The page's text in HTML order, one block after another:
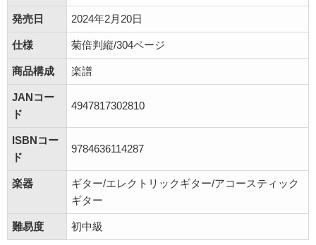
発売日 2024年2月20日
仕様 菊倍判縦/304ページ
商品構成 楽譜
JANコー
ド
4947817302810
ISBNコー
ド
9784636114287
楽器
ギター/エレクトリックギター/アコースティック
ギター
難易度 初中級